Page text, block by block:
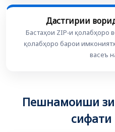
Дастгирии
Бастаҳои ZIP-и қолабҳоро
қолабҳоро барои
васеъ
Пешнамоиши